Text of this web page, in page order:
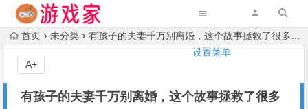
设置菜单
首页 未分类 有孩子的夫妻千万别离婚，这个故事拯救了很多破碎家庭！（感人泪下）
有孩子的夫妻千万别离婚，这个故事拯救了很多
A+